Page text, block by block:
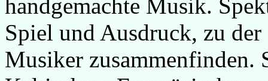
handgemachte Musik.
Spiel und Ausdruck, zu
Musiker zusammenfinden.